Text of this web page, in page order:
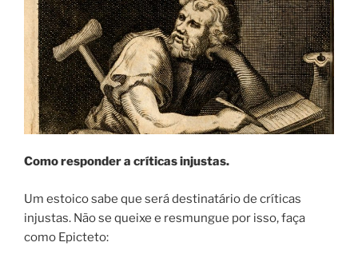
Como responder a críticas injustas.
Um estoico sabe que será destinatário de críticas
injustas. Não se queixe e resmungue por isso, faça
como Epicteto: